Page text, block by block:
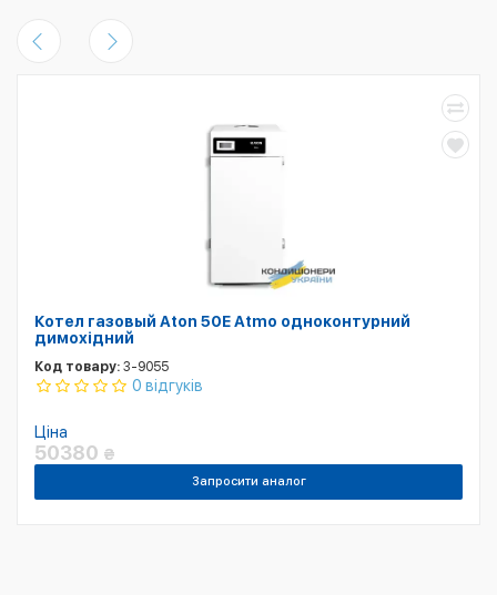
Котел газовый Aton 50Е Atmo одноконтурний
димохідний
Код товару: 3-9055
0 відгуків
Ціна
50380 ₴
Запросити аналог